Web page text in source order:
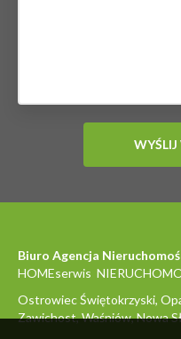
Biuro Agencja
HOMEserwis
Ostrowiec Świętokrzyski,
Zawichost, Waśniów, Nowa